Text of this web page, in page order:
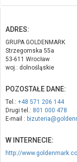
ADRES:
GRUPA GOLDENMARK
Strzegomska 55a
53-611 Wrocław
woj.: dolnośląskie
POZOSTAŁE DANE:
Tel.: +48 571 206 144
Drugi tel.: 801 000 478
E-mail :
W INTERNECIE:
http://